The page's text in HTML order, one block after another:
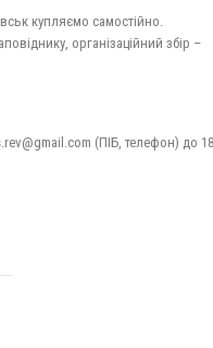
купляємо самостійно.
організаційний збір –
(ПІБ, телефон) до 18